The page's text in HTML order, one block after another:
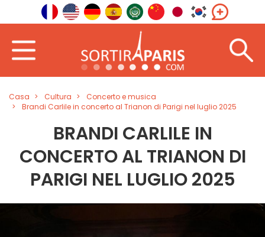
Casa Cultura
Concerto e musica
Brandi Carlile in concerto al Trianon di Parigi nel luglio 2025
BRANDI CARLILE IN
CONCERTO AL TRIANON DI
PARIGI NEL LUGLIO 2025